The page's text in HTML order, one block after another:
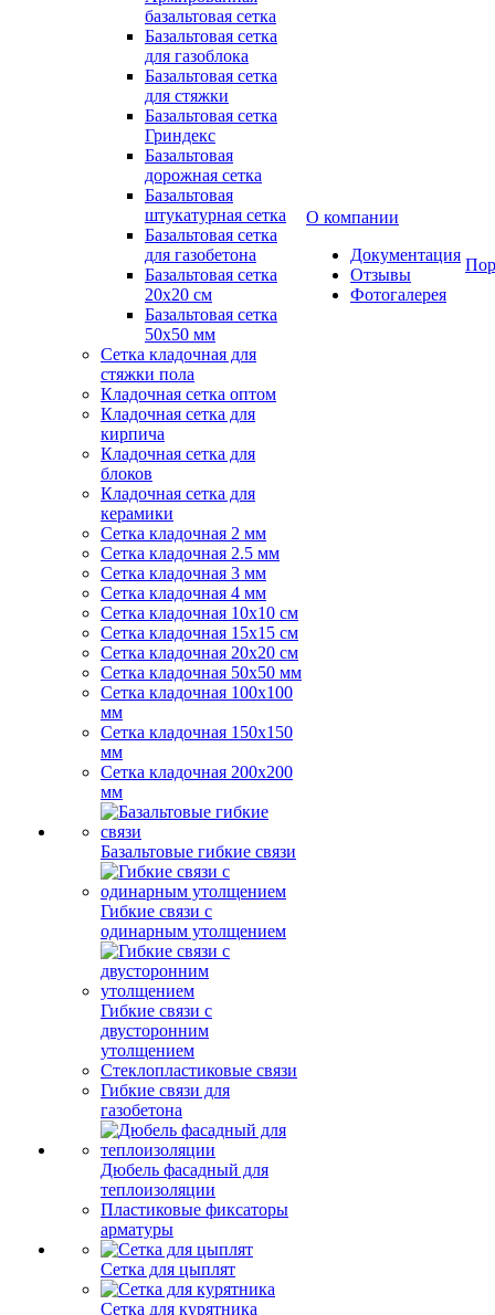
базальтовая сетка
Базальтовая сетка
для газоблока
Базальтовая сетка
для стяжки
Базальтовая сетка
Гриндекс
Базальтовая
дорожная сетка
Базальтовая
штукатурная сетка
Базальтовая сетка
для газобетона
Базальтовая сетка
20x20 см
Базальтовая сетка
50x50 мм
Сетка кладочная для
стяжки пола
Кладочная сетка оптом
Кладочная сетка для
кирпича
Кладочная сетка для
блоков
Кладочная сетка для
керамики
Сетка кладочная 2 мм
Сетка кладочная 2.5 мм
Сетка кладочная 3 мм
Сетка кладочная 4 мм
Сетка кладочная 10x10 см
Сетка кладочная 15x15 см
Сетка кладочная 20x20 см
Сетка кладочная 50x50 мм
Сетка кладочная 100x100
мм
Сетка кладочная 150x150
мм
Сетка кладочная 200x200
мм
Базальтовые гибкие связи
Гибкие связи с
одинарным утолщением
Гибкие связи с
двусторонним
утолщением
Стеклопластиковые связи
Гибкие связи для
газобетона
Дюбель фасадный для
теплоизоляции
Пластиковые фиксаторы
арматуры
Сетка для цыплят
Сетка для курятника
О компании
Документация
Отзывы
Фотогалерея